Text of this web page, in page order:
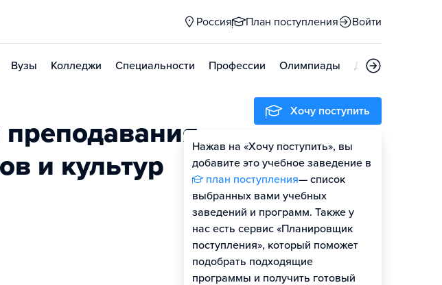
Россия План поступления Войти
Вузы Колледжи Специальности Профессии Олимпиады Дни открытых
и культур
Хочу поступить
Нажав на «Хочу поступить», вы
добавите это учебное заведение в
план поступления— список
выбранных вами учебных
заведений и программ. Также у
нас есть сервис «Планировщик
поступления», который поможет
подобрать подходящие
программы и получить готовый